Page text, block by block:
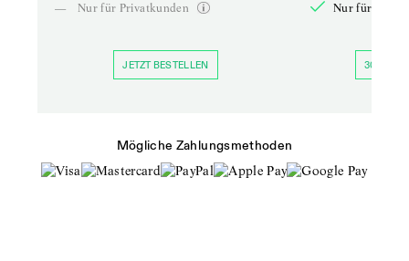
—
Nur für Privatkunden
JETZT BESTELLEN
Nur für
30 TAGE
Mögliche Zahlungsmethoden